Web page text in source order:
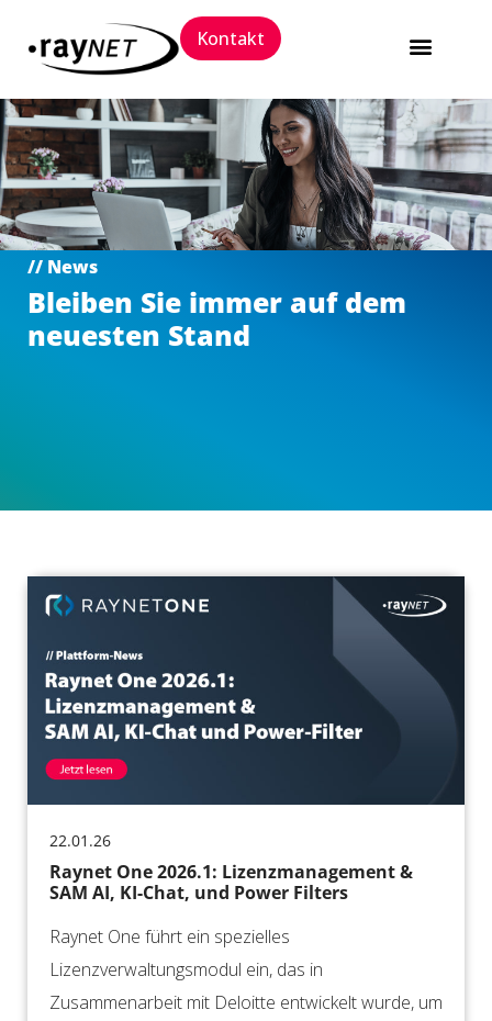
Kontakt
// News
Bleiben Sie immer auf dem
neuesten Stand
22.01.26
Raynet One 2026.1: Lizenzmanagement &
SAM AI, KI-Chat, und Power Filters
Raynet One führt ein spezielles
Lizenzverwaltungsmodul ein, das in
Zusammenarbeit mit Deloitte entwickelt wurde, um